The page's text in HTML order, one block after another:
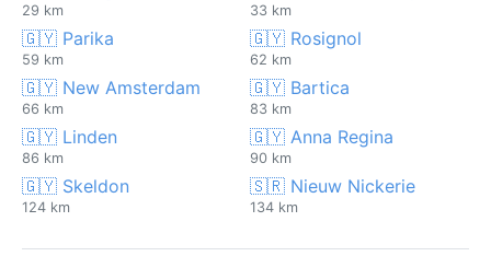
29 km 33 km
🇬🇾 Parika
59 km
🇬🇾 Rosignol
62 km
🇬🇾 New Amsterdam
66 km
🇬🇾 Bartica
83 km
🇬🇾 Linden
86 km
🇬🇾 Anna Regina
90 km
🇬🇾 Skeldon
124 km
🇸🇷 Nieuw Nickerie
134 km